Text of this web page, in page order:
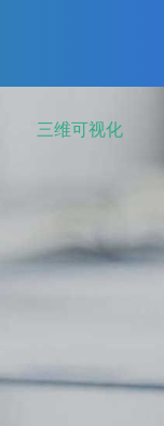
三维可视化